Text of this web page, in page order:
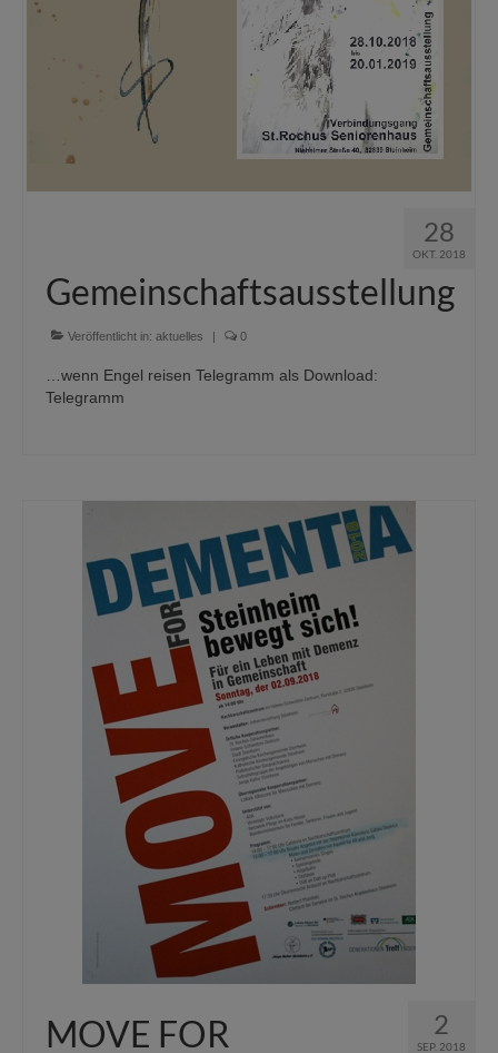
28
OKT. 2018
Gemeinschaftsausstellung
Veröffentlicht in: aktuelles | 0
…wenn Engel reisen Telegramm als Download:
Telegramm
2
SEP. 2018
MOVE FOR